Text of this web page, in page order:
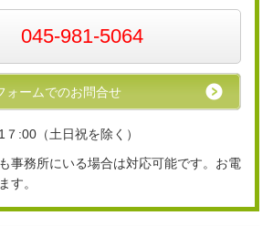
045-981-5064
ォームでのお問合せ
:00（土日祝を除く）
事務所にいる場合は対応可能です。お電
す。